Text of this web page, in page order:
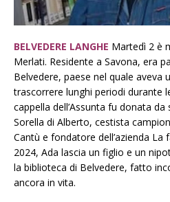
BELVEDERE LANGHE Martedì 2 è
Merlati. Residente a Savona, era
Belvedere, paese nel quale aveva
trascorrere lunghi periodi durante
cappella dell’Assunta fu donata
Sorella di Alberto, cestista
Cantù e fondatore dell’azienda La
2024, Ada lascia un figlio e un
la biblioteca di Belvedere, fatto
ancora in vita.